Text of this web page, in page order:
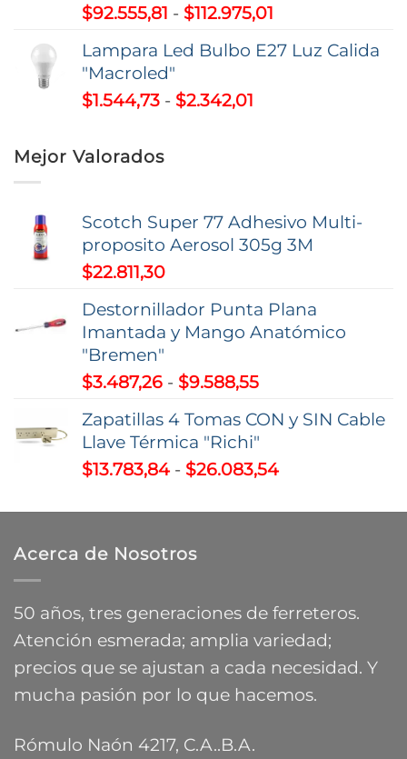
$92.555,81 - $112.975,01
precios:
Lampara Led Bulbo E27 Luz Calida
"Macroled"
$1.544,73 - $2.342,01
hasta
$2.342,01
Mejor Valorados
Scotch Super 77 Adhesivo Multi-
proposito Aerosol 305g 3M
$22.811,30
Destornillador Punta Plana
Imantada y Mango Anatómico
"Bremen"
$3.487,26 - $9.588,55Rango
precios:
$3.487,26
$9.588,55
Zapatillas 4 Tomas CON y SIN Cable
Llave Térmica "Richi"
$13.783,84 - $26.083,54Rango
precios:
$26.083,54
Acerca de Nosotros
50 años, tres generaciones de ferreteros.
Atención esmerada; amplia variedad;
precios que se ajustan a cada necesidad. Y
mucha pasión por lo que hacemos.
Rómulo Naón 4217, C.A..B.A.